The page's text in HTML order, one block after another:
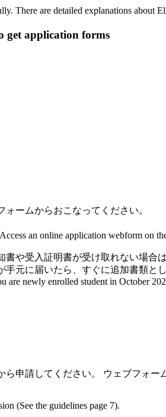
There are detailed explanations about
application forms
ームからおこなってください。
an online application webform on
や受入証明書が受け取れない場
元に届いたら、すぐに追加書類と
are newly enrolled student in October
申請してください。 ウェブフォ
(See the guidelines page 7).